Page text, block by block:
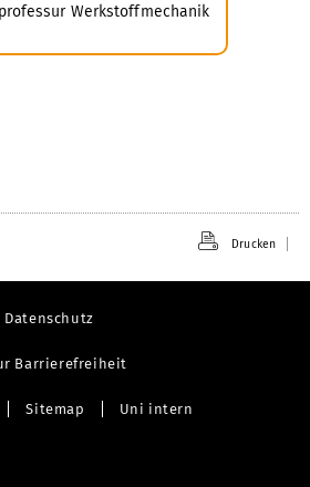
Werkstoffmechanik
Drucken
Datenschutz
Barrierefreiheit
Sitemap Uni intern